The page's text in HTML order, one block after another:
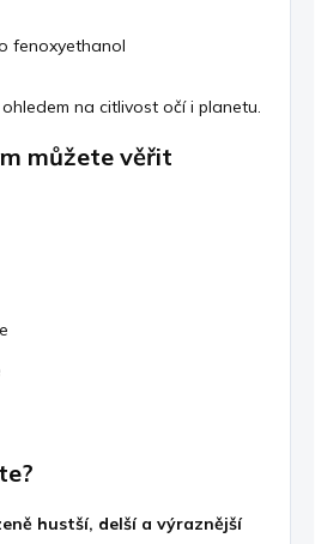
fenoxyethanol
na citlivost očí i planetu.
můžete věřit
hustší, delší a výraznější